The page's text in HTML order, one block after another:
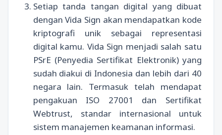
Setiap tanda tangan digital yang dibuat
dengan Vida Sign akan mendapatkan kode
kriptografi unik sebagai representasi
digital kamu. Vida Sign menjadi salah satu
PSrE (Penyedia Sertifikat Elektronik) yang
sudah diakui di Indonesia dan lebih dari 40
negara lain. Termasuk telah mendapat
pengakuan ISO 27001 dan Sertifikat
Webtrust, standar internasional untuk
sistem manajemen keamanan informasi.